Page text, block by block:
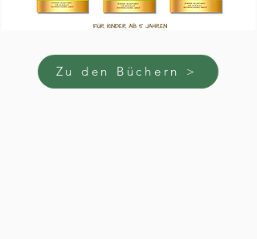
Zu den Büchern >